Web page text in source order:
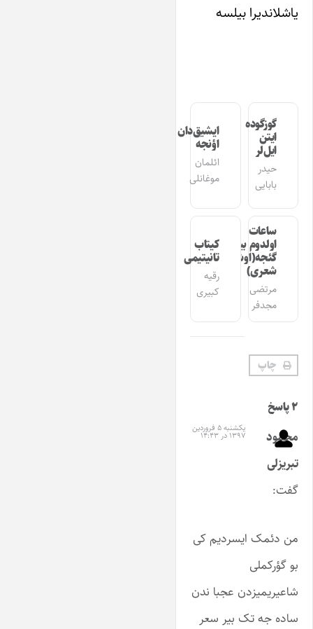
یاشلاندیرا بیلسه
گوزگوده
ایتن
ایل‌لر
حیدر
بابایی
ایشیق‌دان
اؤنجه
ائلمان
موغانلی
ساعات
اولدوم بیر
گئجه(اوشاق
شعری)
مرتضی
مجدفر
کیتاب
تانیتیمی
رقیه
کبیری
چاپ
۲ پاسخ
محمود
تبریزلی
گفت:
یکشنبه ۵ فروردین
۱۳۹۷ در ۱۴:۴۳
من دئمک ایسردیم کی
بو گؤرکملی
شاعیریمیزدن عجبا ندن
ساده جه تک بیر سعر